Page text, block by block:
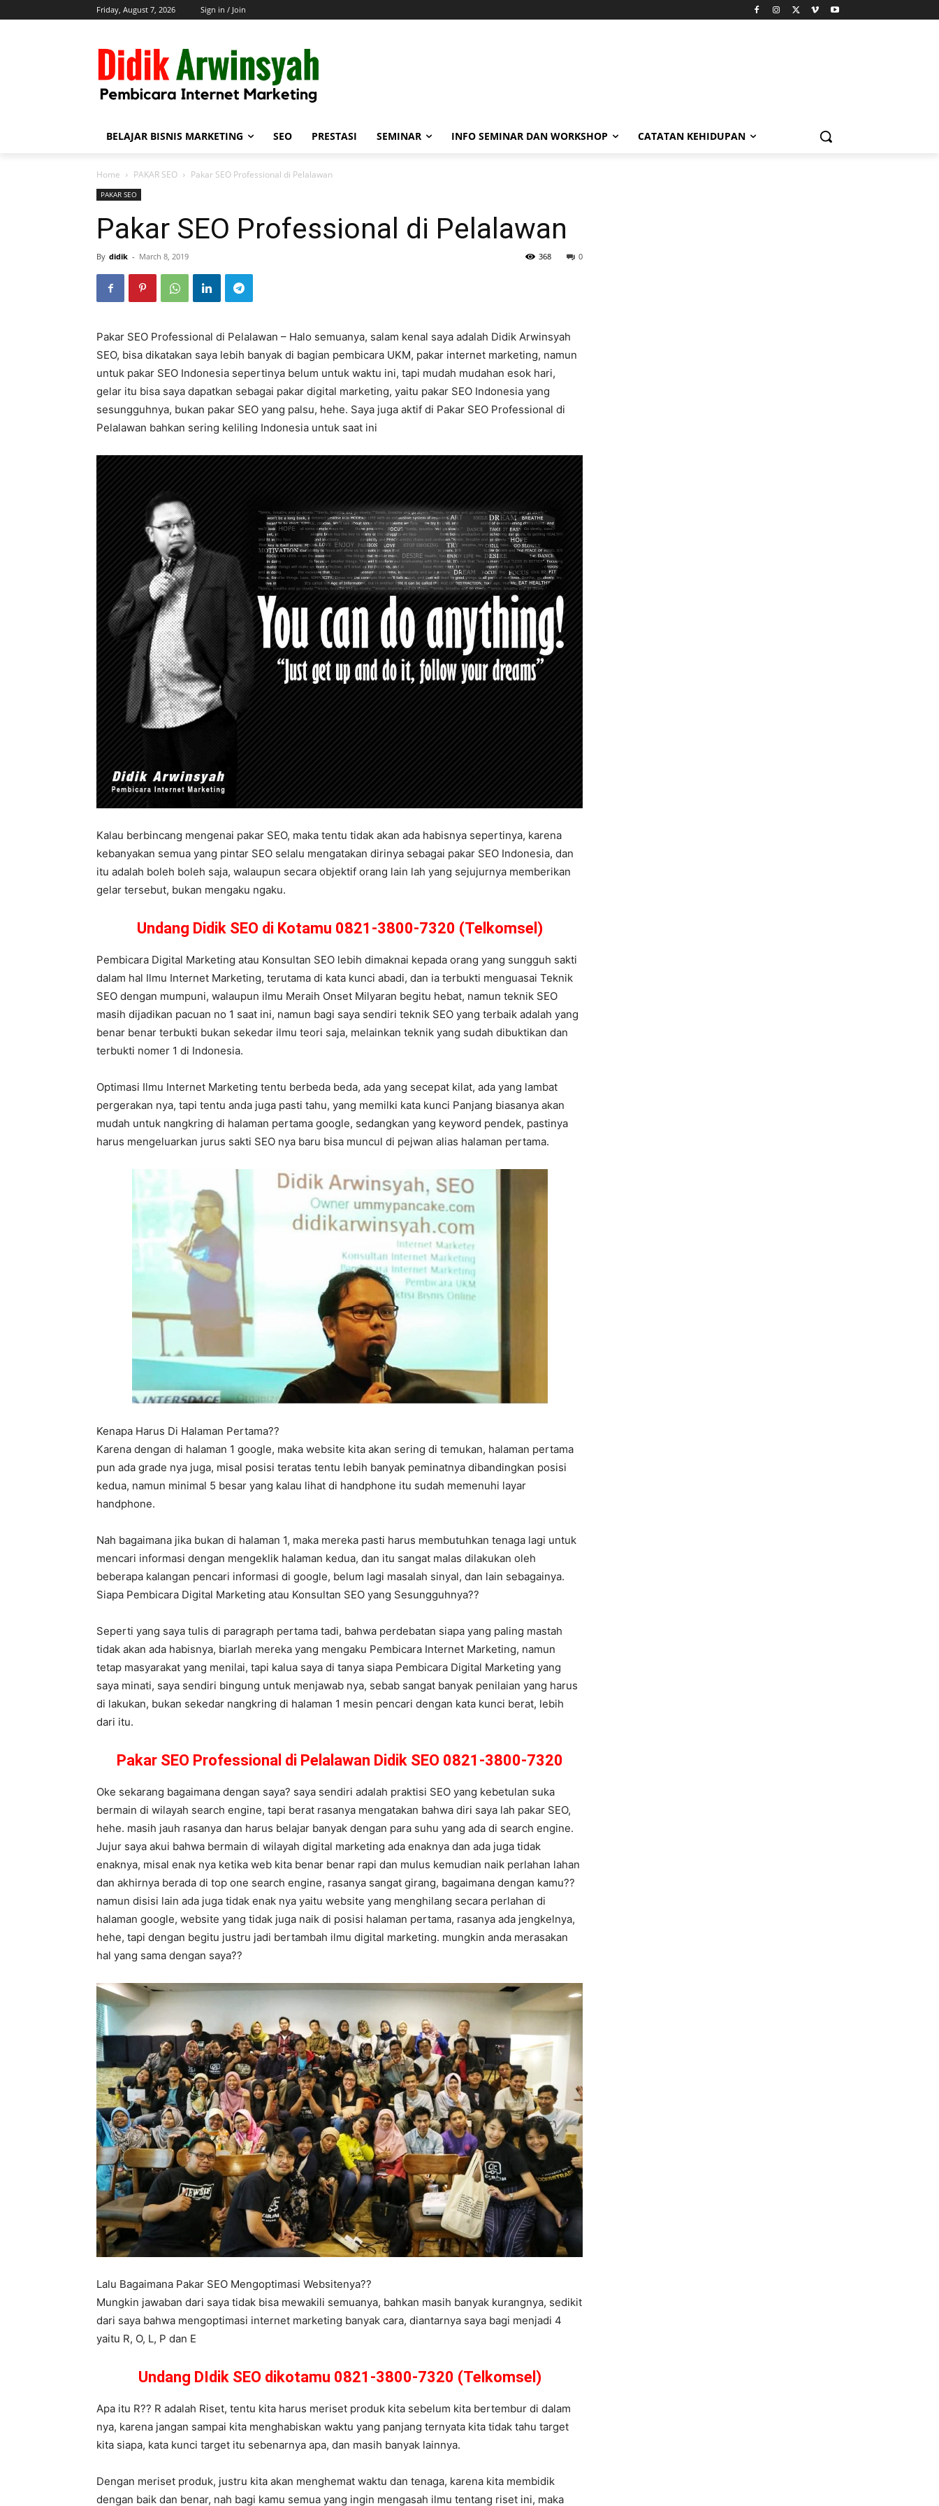
Friday, August 7, 2026 Sign in / Join
BELAJAR BISNIS MARKETING SEO PRESTASI SEMINAR INFO SEMINAR DAN WORKSHOP CATATAN KEHIDUPAN
Home PAKAR SEO Pakar SEO Professional di Pelalawan
PAKAR SEO
Pakar SEO Professional di Pelalawan
By didik - March 8, 2019 0
368
Pakar SEO Professional di Pelalawan – Halo semuanya, salam kenal saya adalah Didik Arwinsyah
SEO, bisa dikatakan saya lebih banyak di bagian pembicara UKM, pakar internet marketing, namun
untuk pakar SEO Indonesia sepertinya belum untuk waktu ini, tapi mudah mudahan esok hari,
gelar itu bisa saya dapatkan sebagai pakar digital marketing, yaitu pakar SEO Indonesia yang
sesungguhnya, bukan pakar SEO yang palsu, hehe. Saya juga aktif di Pakar SEO Professional di
Pelalawan bahkan sering keliling Indonesia untuk saat ini
Kalau berbincang mengenai pakar SEO, maka tentu tidak akan ada habisnya sepertinya, karena
kebanyakan semua yang pintar SEO selalu mengatakan dirinya sebagai pakar SEO Indonesia, dan
itu adalah boleh boleh saja, walaupun secara objektif orang lain lah yang sejujurnya memberikan
gelar tersebut, bukan mengaku ngaku.
Undang Didik SEO di Kotamu 0821-3800-7320 (Telkomsel)
Pembicara Digital Marketing atau Konsultan SEO lebih dimaknai kepada orang yang sungguh sakti
dalam hal Ilmu Internet Marketing, terutama di kata kunci abadi, dan ia terbukti menguasai Teknik
SEO dengan mumpuni, walaupun ilmu Meraih Onset Milyaran begitu hebat, namun teknik SEO
masih dijadikan pacuan no 1 saat ini, namun bagi saya sendiri teknik SEO yang terbaik adalah yang
benar benar terbukti bukan sekedar ilmu teori saja, melainkan teknik yang sudah dibuktikan dan
terbukti nomer 1 di Indonesia.
Optimasi Ilmu Internet Marketing tentu berbeda beda, ada yang secepat kilat, ada yang lambat
pergerakan nya, tapi tentu anda juga pasti tahu, yang memilki kata kunci Panjang biasanya akan
mudah untuk nangkring di halaman pertama google, sedangkan yang keyword pendek, pastinya
harus mengeluarkan jurus sakti SEO nya baru bisa muncul di pejwan alias halaman pertama.
Kenapa Harus Di Halaman Pertama??
Karena dengan di halaman 1 google, maka website kita akan sering di temukan, halaman pertama
pun ada grade nya juga, misal posisi teratas tentu lebih banyak peminatnya dibandingkan posisi
kedua, namun minimal 5 besar yang kalau lihat di handphone itu sudah memenuhi layar
handphone.
Nah bagaimana jika bukan di halaman 1, maka mereka pasti harus membutuhkan tenaga lagi untuk
mencari informasi dengan mengeklik halaman kedua, dan itu sangat malas dilakukan oleh
beberapa kalangan pencari informasi di google, belum lagi masalah sinyal, dan lain sebagainya.
Siapa Pembicara Digital Marketing atau Konsultan SEO yang Sesungguhnya??
Seperti yang saya tulis di paragraph pertama tadi, bahwa perdebatan siapa yang paling mastah
tidak akan ada habisnya, biarlah mereka yang mengaku Pembicara Internet Marketing, namun
tetap masyarakat yang menilai, tapi kalua saya di tanya siapa Pembicara Digital Marketing yang
saya minati, saya sendiri bingung untuk menjawab nya, sebab sangat banyak penilaian yang harus
di lakukan, bukan sekedar nangkring di halaman 1 mesin pencari dengan kata kunci berat, lebih
dari itu.
Pakar SEO Professional di Pelalawan Didik SEO 0821-3800-7320
Oke sekarang bagaimana dengan saya? saya sendiri adalah praktisi SEO yang kebetulan suka
bermain di wilayah search engine, tapi berat rasanya mengatakan bahwa diri saya lah pakar SEO,
hehe. masih jauh rasanya dan harus belajar banyak dengan para suhu yang ada di search engine.
Jujur saya akui bahwa bermain di wilayah digital marketing ada enaknya dan ada juga tidak
enaknya, misal enak nya ketika web kita benar benar rapi dan mulus kemudian naik perlahan lahan
dan akhirnya berada di top one search engine, rasanya sangat girang, bagaimana dengan kamu??
namun disisi lain ada juga tidak enak nya yaitu website yang menghilang secara perlahan di
halaman google, website yang tidak juga naik di posisi halaman pertama, rasanya ada jengkelnya,
hehe, tapi dengan begitu justru jadi bertambah ilmu digital marketing. mungkin anda merasakan
hal yang sama dengan saya??
Lalu Bagaimana Pakar SEO Mengoptimasi Websitenya??
Mungkin jawaban dari saya tidak bisa mewakili semuanya, bahkan masih banyak kurangnya, sedikit
dari saya bahwa mengoptimasi internet marketing banyak cara, diantarnya saya bagi menjadi 4
yaitu R, O, L, P dan E
Undang DIdik SEO dikotamu 0821-3800-7320 (Telkomsel)
Apa itu R?? R adalah Riset, tentu kita harus meriset produk kita sebelum kita bertembur di dalam
nya, karena jangan sampai kita menghabiskan waktu yang panjang ternyata kita tidak tahu target
kita siapa, kata kunci target itu sebenarnya apa, dan masih banyak lainnya.
Dengan meriset produk, justru kita akan menghemat waktu dan tenaga, karena kita membidik
dengan baik dan benar, nah bagi kamu semua yang ingin mengasah ilmu tentang riset ini, maka